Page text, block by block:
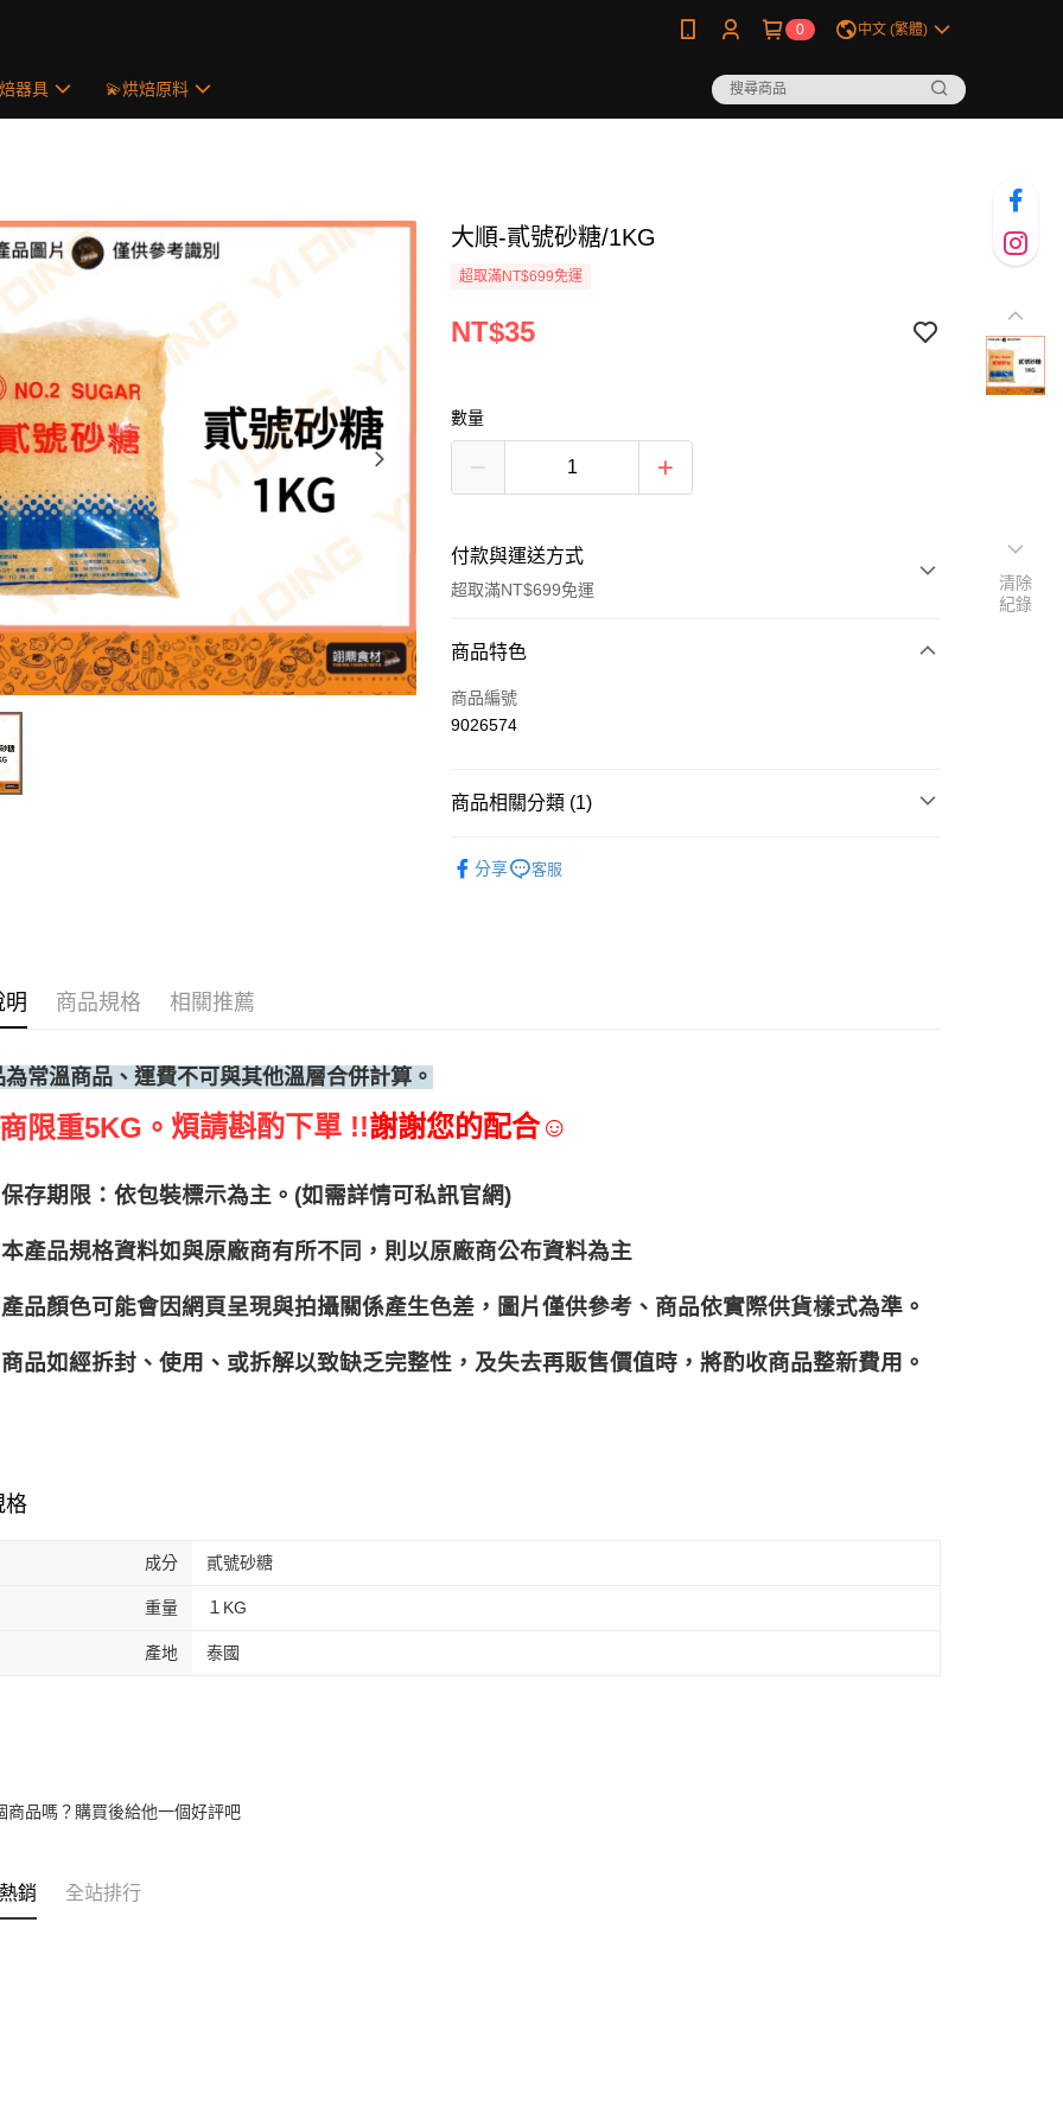
0 中文 (繁體)
器具 💫烘焙原料
大順-貳號砂糖/1KG
超取滿NT$699免運
NT$35
數量
付款與運送方式
超取滿NT$699免運
付款方式
信用卡一次付款
運送方式
• 付款後全家取貨
商品特色
商品編號
9026574
商品相關分類 (1)
分享
客服
明 商品規格 相關推薦
為常溫商品、運費不可與其他溫層合併計算。
限重5KG。 煩請斟酌下單 !!謝謝您的配合☺
保存期限：依包裝標示為主。(如需詳情可私訊官網)
本產品規格資料如與原廠商有所不同，則以原廠商公布資料為主
產品顏色可能會因網頁呈現與拍攝關係產生色差，圖片僅供參考、商品依實際供貨樣式為準。
商品如經拆封、使用、或拆解以致缺乏完整性，及失去再販售價值時，將酌收商品整﻿新費用。
格
成分 貳號砂糖
重量 １KG
產地 泰國
商品嗎？購買後給他一個好評吧
銷 全站排行
清除
紀錄